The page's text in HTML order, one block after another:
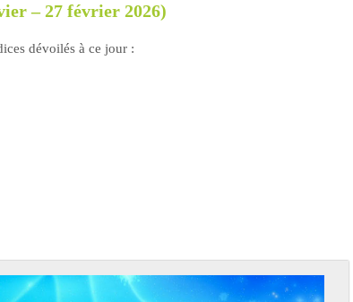
– 27 février 2026)
dévoilés à ce jour :